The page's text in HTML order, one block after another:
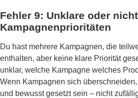
Fehler 9: Unklare oder
Kampagnenprioritäten
Du hast mehrere Kampagnen, die
enthalten, aber keine klare Priorität
unklar, welche Kampagne welches
Wenn Kampagnen sich
und bewusst gesetzt sein – nicht